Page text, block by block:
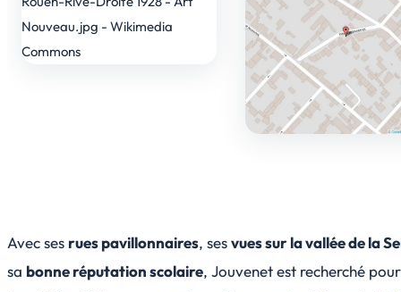
Avec ses rues pavillonnaires, sesvues sur la vallée de la
sa bonne réputation scolaire, Jouvenet est recherché